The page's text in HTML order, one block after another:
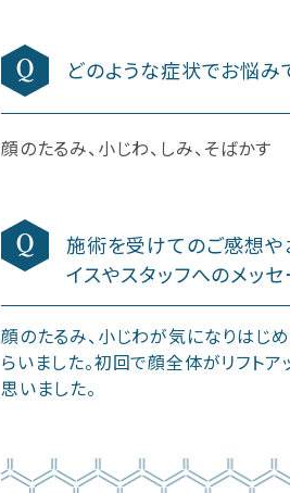
どのような症状でお悩み
顔のたるみ、小じわ、しみ、そばかす
施術を受けてのご感想や
イスやスタッフへのメッ
顔のたるみ、小じわが気になりはじ
らいました。初回で顔全体がリフト
思いました。